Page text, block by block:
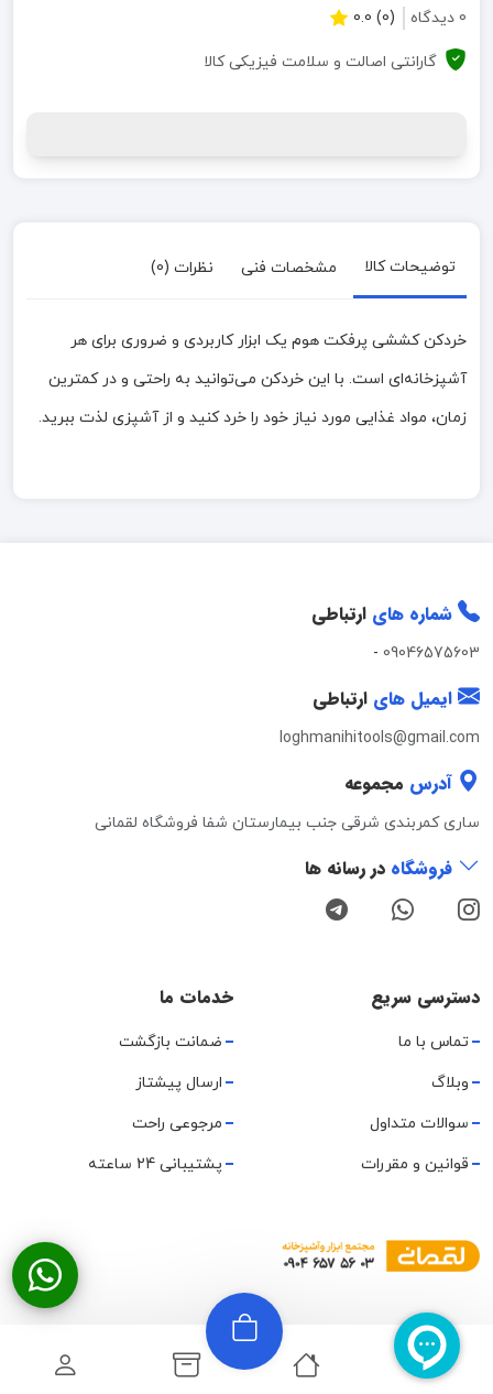
0 دیدگاه
(0) 0.0
گارانتی اصالت و سلامت فیزیکی کالا
توضیحات کالا مشخصات فنی نظرات (0)
خردکن کششی پرفکت هوم یک ابزار کاربردی و ضروری برای هر
آشپزخانه‌ای است. با این خردکن می‌توانید به راحتی و در کمترین
زمان، مواد غذایی مورد نیاز خود را خرد کنید و از آشپزی لذت ببرید.
شماره های ارتباطی
09046575603
-
ایمیل های ارتباطی
loghmanihitools@gmail.com
آدرس مجموعه
ساری کمربندی شرقی جنب بیمارستان شفا فروشگاه لقمانی
فروشگاه در رسانه ها
دسترسی سریع
تماس با ما
وبلاگ
سوالات متداول
قوانین و مقررات
خدمات ما
ضمانت بازگشت
ارسال پیشتاز
مرجوعی راحت
پشتیبانی 24 ساعته
تمامی حقوق متعلق به مجموعه هایتولز لقمانی میباشد. نقشه سایت